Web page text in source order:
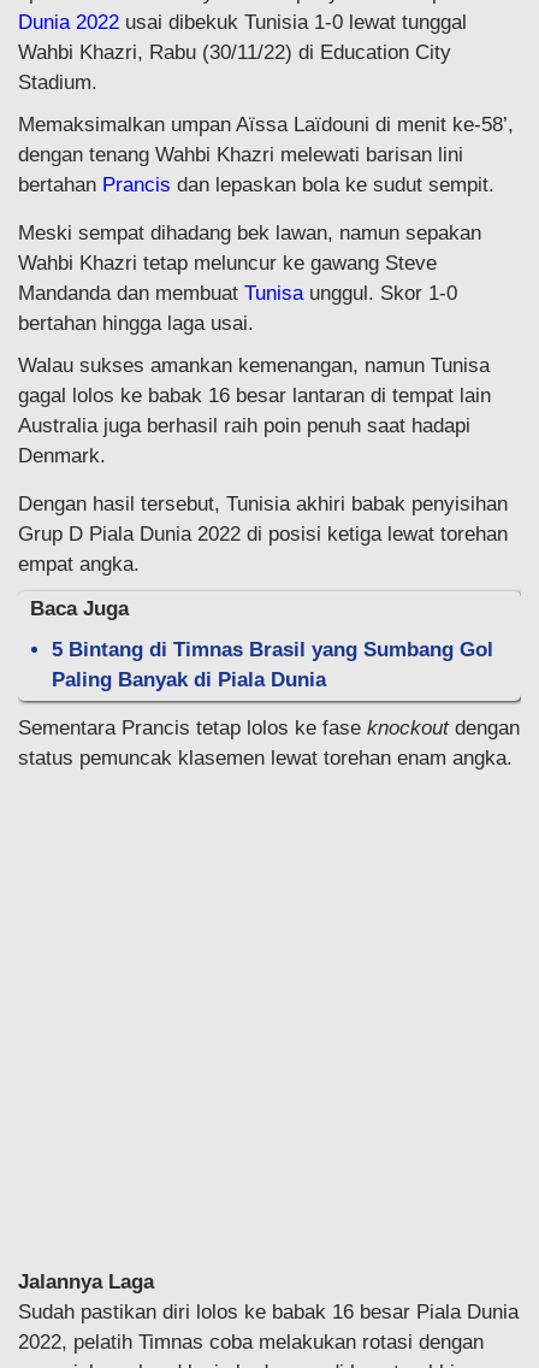
Dunia 2022 usai dibekuk Tunisia 1-0 lewat tunggal
Wahbi Khazri, Rabu (30/11/22) di Education City
Stadium.
Memaksimalkan umpan Aïssa Laïdouni di menit ke-58’,
dengan tenang Wahbi Khazri melewati barisan lini
bertahan Prancis dan lepaskan bola ke sudut sempit.
Meski sempat dihadang bek lawan, namun sepakan
Wahbi Khazri tetap meluncur ke gawang Steve
Mandanda dan membuat Tunisa unggul. Skor 1-0
bertahan hingga laga usai.
Walau sukses amankan kemenangan, namun Tunisa
gagal lolos ke babak 16 besar lantaran di tempat lain
Australia juga berhasil raih poin penuh saat hadapi
Denmark.
Dengan hasil tersebut, Tunisia akhiri babak penyisihan
Grup D Piala Dunia 2022 di posisi ketiga lewat torehan
empat angka.
Baca Juga
5 Bintang di Timnas Brasil yang Sumbang Gol
Paling Banyak di Piala Dunia
Sementara Prancis tetap lolos ke fase knockout dengan
status pemuncak klasemen lewat torehan enam angka.
Jalannya Laga
Sudah pastikan diri lolos ke babak 16 besar Piala Dunia
2022, pelatih Timnas coba melakukan rotasi dengan